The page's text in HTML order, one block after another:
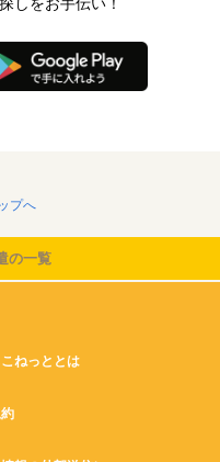
プへ
一覧
ねっととは